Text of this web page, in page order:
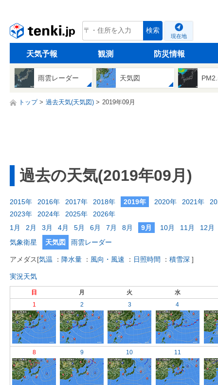
tenki.jp 検索
現在地
天気予報 観測 防災情報
雨雲レーダー 天気図
トップ 過去天気(天気図) 2019年09月
過去の天気(2019年09月)
2015年 2016年 2017年 2018年 2019年 2020年 2021年
2023年
2024年 2025年
2026年
1月
2月 3月 4月 5月 6月 7月 8月 9月 10月 11月
12月
気象衛星
天気図 雨雲レーダー
アメダス[気温 ： 降水量 ： 風向・風速 ： 日照時間 ： 積雪深 ]
実況天気
日 月 火
水
1
2 3 4
8 9 10 11